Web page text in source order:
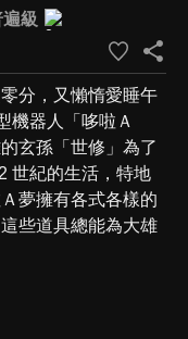
級
分，又懶惰愛睡午
機器人「哆啦Ａ
玄孫「世修」為了
世紀的生活，特地
夢擁有各式各樣的
些道具總能為大雄